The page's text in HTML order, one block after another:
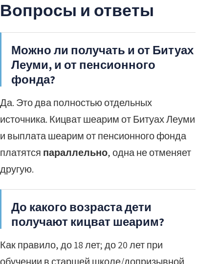
Вопросы и ответы
Можно ли получать и от Битуах
Леуми, и от пенсионного
фонда?
Да. Это два полностью отдельных
источника. Кицват шеарим от Битуах Леуми
и выплата шеарим от пенсионного фонда
платятся параллельно, одна не отменяет
другую.
До какого возраста дети
получают кицват шеарим?
Как правило, до 18 лет; до 20 лет при